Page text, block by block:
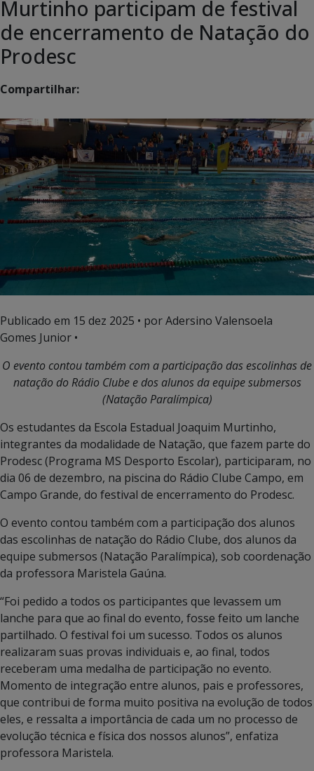
Murtinho participam de festival
de encerramento de Natação do
Prodesc
Compartilhar:
Publicado em 15 dez 2025 • por Adersino Valensoela
Gomes Junior •
O evento contou também com a participação das escolinhas de
natação do Rádio Clube e dos alunos da equipe submersos
(Natação Paralímpica)
Os estudantes da Escola Estadual Joaquim Murtinho,
integrantes da modalidade de Natação, que fazem parte do
Prodesc (Programa MS Desporto Escolar), participaram, no
dia 06 de dezembro, na piscina do Rádio Clube Campo, em
Campo Grande, do festival de encerramento do Prodesc.
O evento contou também com a participação dos alunos
das escolinhas de natação do Rádio Clube, dos alunos da
equipe submersos (Natação Paralímpica), sob coordenação
da professora Maristela Gaúna.
“Foi pedido a todos os participantes que levassem um
lanche para que ao final do evento, fosse feito um lanche
partilhado. O festival foi um sucesso. Todos os alunos
realizaram suas provas individuais e, ao final, todos
receberam uma medalha de participação no evento.
Momento de integração entre alunos, pais e professores,
que contribui de forma muito positiva na evolução de todos
eles, e ressalta a importância de cada um no processo de
evolução técnica e física dos nossos alunos”, enfatiza
professora Maristela.